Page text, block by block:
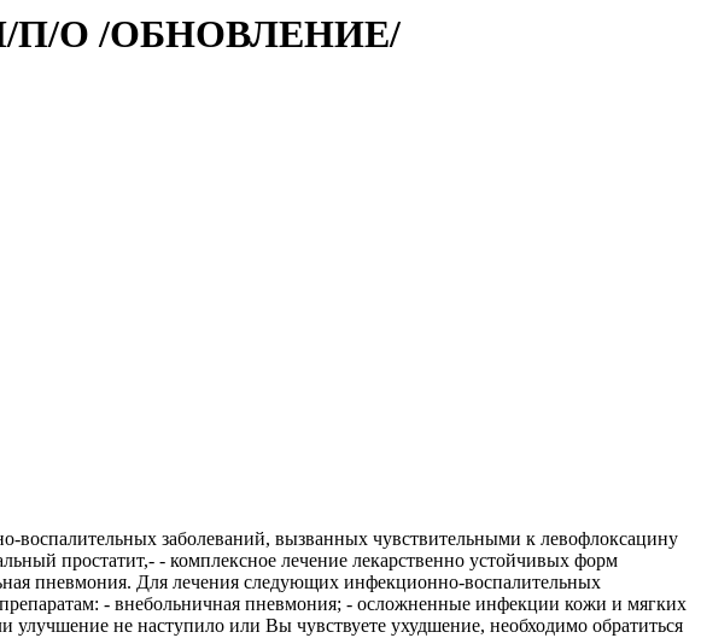
П/О /ОБНОВЛЕНИЕ/
воспалительных заболеваний, вызванных чувствительными к левофлоксацину
простатит,- - комплексное лечение лекарственно устойчивых форм
пневмония. Для лечения следующих инфекционно-воспалительных
- внебольничная пневмония; - осложненные инфекции кожи и мягких
не наступило или Вы чувствуете ухудшение, необходимо обратиться